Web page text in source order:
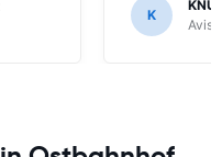
K
Avis